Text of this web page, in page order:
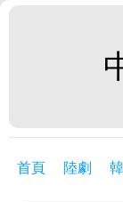
首頁 陸劇